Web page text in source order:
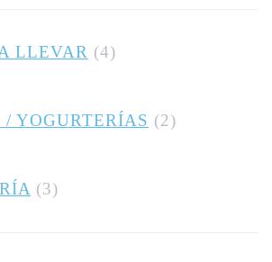
LLEVAR (4)
YOGURTERÍAS (2)
(3)